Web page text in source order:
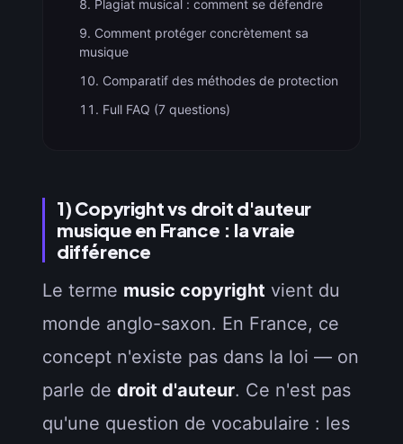
Plagiat musical : comment se défendre
Comment protéger concrètement sa
musique
Comparatif des méthodes de protection
Full FAQ (7 questions)
1) Copyright vs droit d'auteur
musique en France : la vraie
différence
Le terme music copyright vient du
monde anglo-saxon. En France, ce
concept n'existe pas dans la loi — on
parle de droit d'auteur. Ce n'est pas
qu'une question de vocabulaire : les